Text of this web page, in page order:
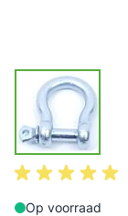
Op voorraad